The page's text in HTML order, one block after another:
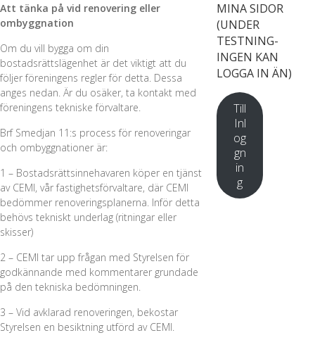
Att tänka på vid renovering eller
ombyggnation
Om du vill bygga om din
bostadsrättslägenhet är det viktigt att du
följer föreningens regler för detta. Dessa
anges nedan. Är du osäker, ta kontakt med
föreningens tekniske förvaltare.
Brf Smedjan 11:s process för renoveringar
och ombyggnationer är:
1 – Bostadsrättsinnehavaren köper en tjänst
av CEMI, vår fastighetsförvaltare, där CEMI
bedömmer renoveringsplanerna. Inför detta
behövs tekniskt underlag (ritningar eller
skisser)
2 – CEMI tar upp frågan med Styrelsen för
godkännande med kommentarer grundade
på den tekniska bedömningen.
3 – Vid avklarad renoveringen, bekostar
Styrelsen en besiktning utförd av CEMI.
MINA SIDOR
(UNDER
TESTNING-
INGEN KAN
LOGGA IN ÄN)
Till
Inl
og
gn
in
g